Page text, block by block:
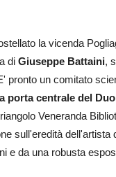
la vicenda
di Giuseppe Battaini,
pronto un comitato
porta centrale del
Veneranda
sull'eredità dell'artista
e da una robusta